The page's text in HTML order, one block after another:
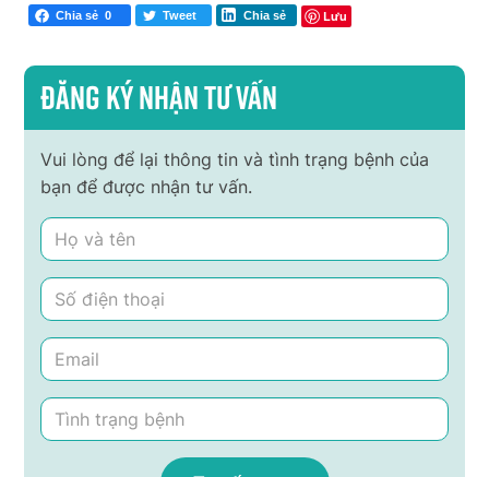
Chia sẻ 0 Tweet Chia sẻ Lưu
Đăng ký nhận tư vấn
Vui lòng để lại thông tin và tình trạng bệnh của
bạn để được nhận tư vấn.